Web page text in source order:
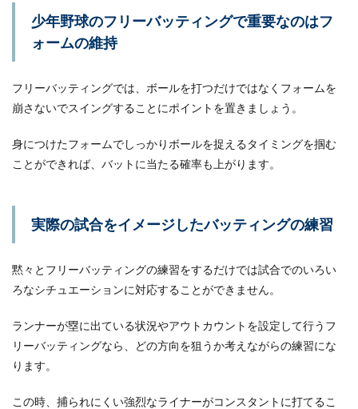
少年野球のフリーバッティングで重要なのはフ
ォームの維持
フリーバッティングでは、ボールを打つだけではなくフォームを
崩さないでスイングすることにポイントを置きましょう。
身につけたフォームでしっかりボールを捉えるタイミングを掴む
ことができれば、バットに当たる確率も上がります。
実際の試合をイメージしたバッティングの練習
黙々とフリーバッティングの練習をするだけでは試合でのいろい
ろなシチュエーションに対応することができません。
ランナーが塁に出ている状況やアウトカウントを設定して行うフ
リーバッティングなら、どの方向を狙うか考えながらの練習にな
ります。
この時、捕られにくい強烈なライナーがコンスタントに打てるこ